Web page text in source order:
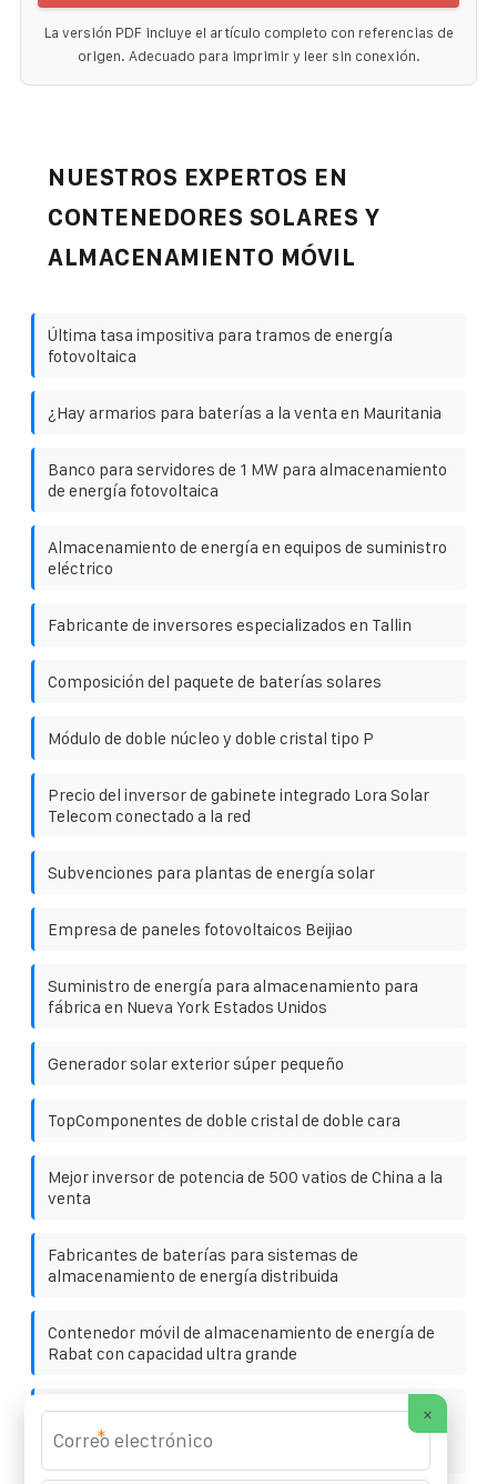
La versión PDF incluye el artículo completo con referencias de
origen. Adecuado para imprimir y leer sin conexión.
NUESTROS EXPERTOS EN
CONTENEDORES SOLARES Y
ALMACENAMIENTO MÓVIL
Última tasa impositiva para tramos de energía
fotovoltaica
¿Hay armarios para baterías a la venta en Mauritania
Banco para servidores de 1 MW para almacenamiento
de energía fotovoltaica
Almacenamiento de energía en equipos de suministro
eléctrico
Fabricante de inversores especializados en Tallin
Composición del paquete de baterías solares
Módulo de doble núcleo y doble cristal tipo P
Precio del inversor de gabinete integrado Lora Solar
Telecom conectado a la red
Subvenciones para plantas de energía solar
Empresa de paneles fotovoltaicos Beijiao
Suministro de energía para almacenamiento para
fábrica en Nueva York Estados Unidos
Generador solar exterior súper pequeño
TopComponentes de doble cristal de doble cara
Mejor inversor de potencia de 500 vatios de China a la
venta
Fabricantes de baterías para sistemas de
almacenamiento de energía distribuida
Contenedor móvil de almacenamiento de energía de
Rabat con capacidad ultra grande
Contenedor solar peruano sistema de
almacenamiento de energía con batería de litio y
contenedor solar
×
*